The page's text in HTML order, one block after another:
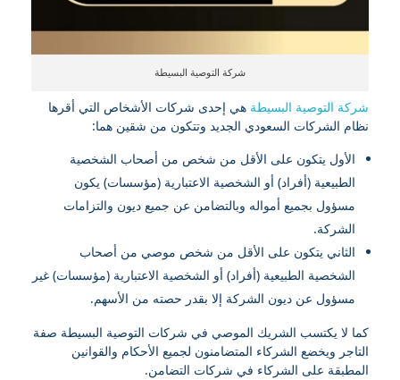
شركة التوصية البسيطة
شركة التوصية البسيطة هي إحدى شركات الأشخاص التي أقرها
نظام الشركات السعودي الجديد وتتكون من شقين هما:
الأول يتكون على الأقل من شخص من أصحاب الشخصية
الطبيعية (أفراد) أو الشخصية الاعتبارية (مؤسسات) يكون
مسؤول بجميع أمواله وبالتضامن عن جميع ديون والتزامات
الشركة.
الثاني يتكون على الأقل من شخص موصي من أصحاب
الشخصية الطبيعية (أفراد) أو الشخصية الاعتبارية (مؤسسات) غير
مسؤول عن ديون الشركة إلا بقدر حصته من الأسهم.
كما لا يكتسب الشريك الموصي في شركات التوصية البسيطة صفة
التاجر ويخضع الشركاء المتضامنون لجميع الأحكام والقوانين
المطبقة على الشركاء في شركات التضامن.